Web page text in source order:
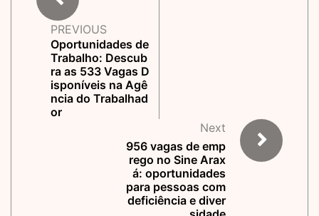
PREVIOUS
Oportunidades de
Trabalho: Descub
ra as 533 Vagas D
isponíveis na Agê
ncia do Trabalhad
or
Next
956 vagas de emp
rego no Sine Arax
á: oportunidades
para pessoas com
deficiência e diver